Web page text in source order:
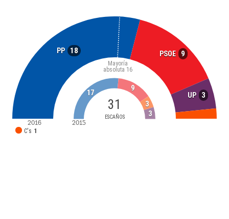
PP 18 PSOE 9
UP 3
31
ESCAÑOS
Mayoría
absoluta 16
C's 1
17
9
3
3
2016 2015